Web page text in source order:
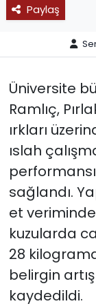
Paylaş
Üniversite
Ramlıç,
ırkları
ıslah
sağlandı.
et veriminde
kuzularda
28
belirgin
kaydedildi.